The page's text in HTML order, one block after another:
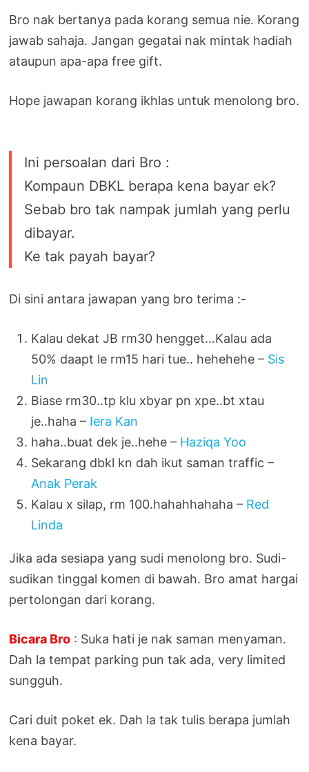
Bro nak bertanya pada korang semua nie. Korang
jawab sahaja. Jangan gegatai nak mintak hadiah
ataupun apa-apa free gift.
Hope jawapan korang ikhlas untuk menolong bro.
Ini persoalan dari Bro :
Kompaun DBKL berapa kena bayar ek?
Sebab bro tak nampak jumlah yang perlu
dibayar.
Ke tak payah bayar?
Di sini antara jawapan yang bro terima :-
Kalau dekat JB rm30 hengget…Kalau ada
50% daapt le rm15 hari tue.. hehehehe – Sis
Lin
Biase rm30..tp klu xbyar pn xpe..bt xtau
je..haha – Iera Kan
haha..buat dek je..hehe – Haziqa Yoo
Sekarang dbkl kn dah ikut saman traffic –
Anak Perak
Kalau x silap, rm 100.hahahhahaha – Red
Linda
Jika ada sesiapa yang sudi menolong bro. Sudi-
sudikan tinggal komen di bawah. Bro amat hargai
pertolongan dari korang.
Bicara Bro : Suka hati je nak saman menyaman.
Dah la tempat parking pun tak ada, very limited
sungguh.
Cari duit poket ek. Dah la tak tulis berapa jumlah
kena bayar.